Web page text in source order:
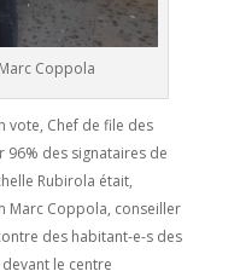
Coppola
vote, Chef de file des
96% des signataires de
Rubirola était,
Marc Coppola, conseiller
des habitant-e-s des
le centre